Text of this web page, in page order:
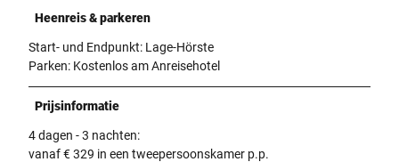
Heenreis & parkeren
Start- und Endpunkt: Lage-Hörste
Parken: Kostenlos am Anreisehotel
Prijsinformatie
4 dagen - 3 nachten:
vanaf € 329 in een tweepersoonskamer p.p.